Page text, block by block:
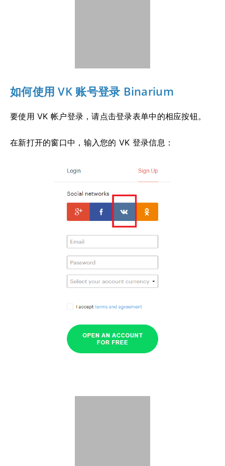
如何使用 VK 账号登录 Binarium
要使用 VK 帐户登录，请点击登录表单中的相应按钮。
在新打开的窗口中，输入您的 VK 登录信息：